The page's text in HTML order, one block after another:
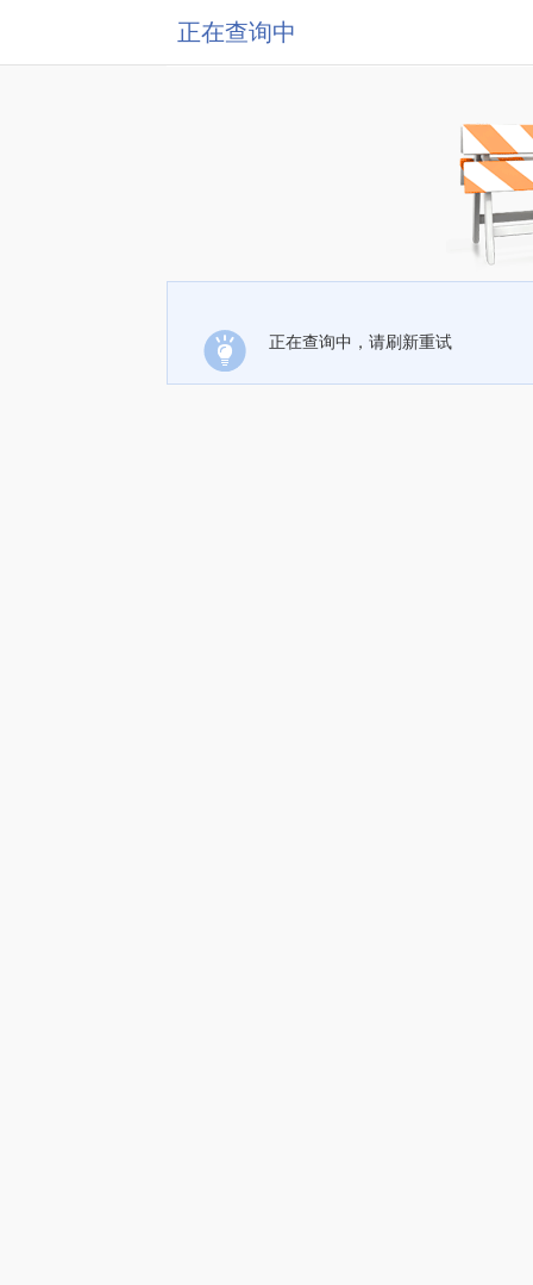
正在查询中
正在查询中，请刷新重试